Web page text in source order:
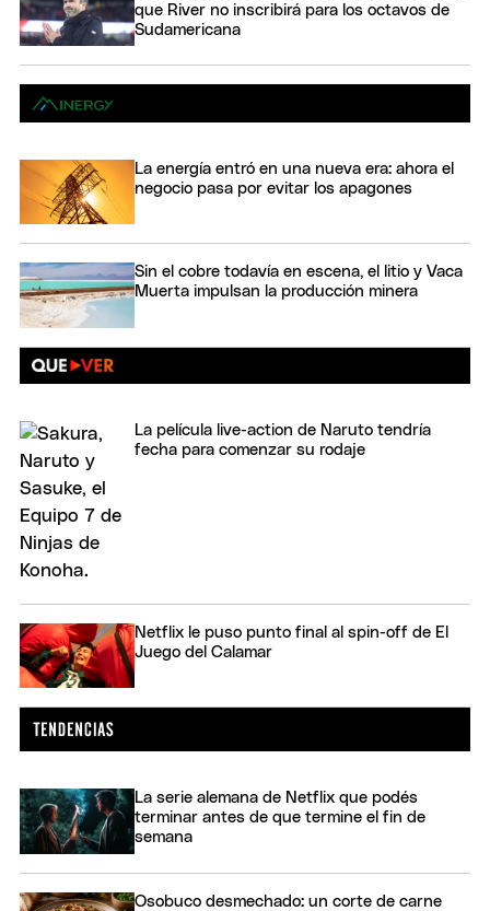
que River no inscribirá para los octavos de
Sudamericana
La energía entró en una nueva era: ahora el
negocio pasa por evitar los apagones
Sin el cobre todavía en escena, el litio y Vaca
Muerta impulsan la producción minera
La película live-action de Naruto tendría
fecha para comenzar su rodaje
Netflix le puso punto final al spin-off de El
Juego del Calamar
La serie alemana de Netflix que podés
terminar antes de que termine el fin de
semana
Osobuco desmechado: un corte de carne